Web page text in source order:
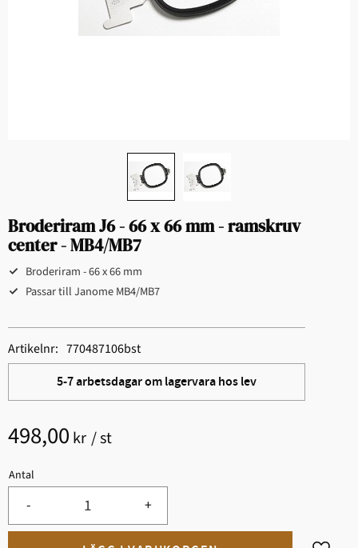
Broderiram J6 - 66 x 66 mm - ramskruv
center - MB4/MB7
Broderiram - 66 x 66 mm
Passar till Janome MB4/MB7
498,00 kr /st
Antal
+
-
5-7 arbetsdagar om lagervara hos lev
Artikelnr 770487106bst